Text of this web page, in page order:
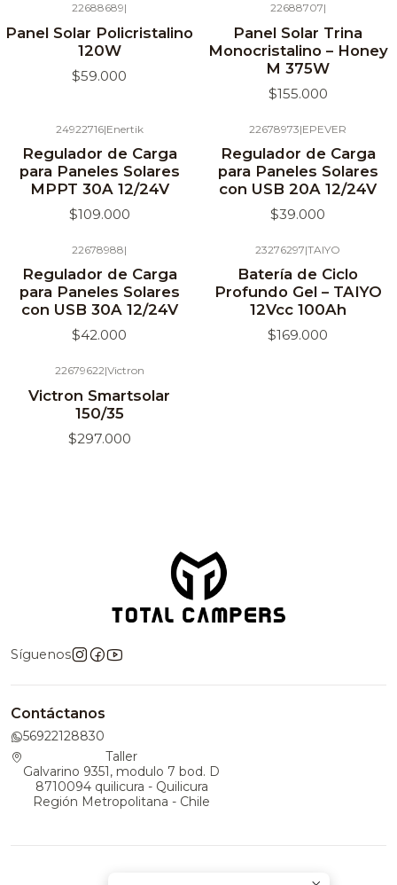
22688689|
Panel Solar Policristalino
120W
$59.000
22688707|
Panel Solar Trina
Monocristalino – Honey
M 375W
$155.000
24922716|Enertik
Regulador de Carga
para Paneles Solares
MPPT 30A 12/24V
$109.000
22678973|EPEVER
Regulador de Carga
para Paneles Solares
con USB 20A 12/24V
$39.000
22678988|
Regulador de Carga
para Paneles Solares
con USB 30A 12/24V
$42.000
23276297|TAIYO
Batería de Ciclo
Profundo Gel – TAIYO
12Vcc 100Ah
$169.000
22679622|Victron
Victron Smartsolar
150/35
$297.000
Síguenos
Contáctanos
56922128830
Taller
Galvarino 9351, modulo 7 bod. D
8710094 quilicura - Quilicura
Región Metropolitana - Chile